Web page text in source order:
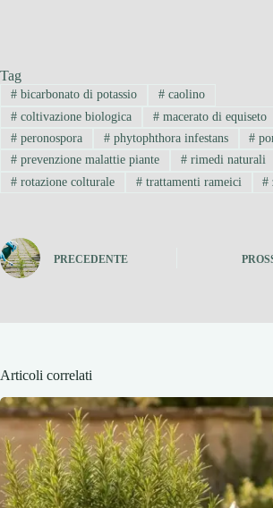
Tag
#bicarbonato di potassio #caolino
#coltivazione biologica #macerato di equiseto
#peronospora #phytophthora infestans #
#prevenzione malattie piante #rimedi naturali
#rotazione colturale #trattamenti rameici #
PRECEDENTE
Articoli correlati